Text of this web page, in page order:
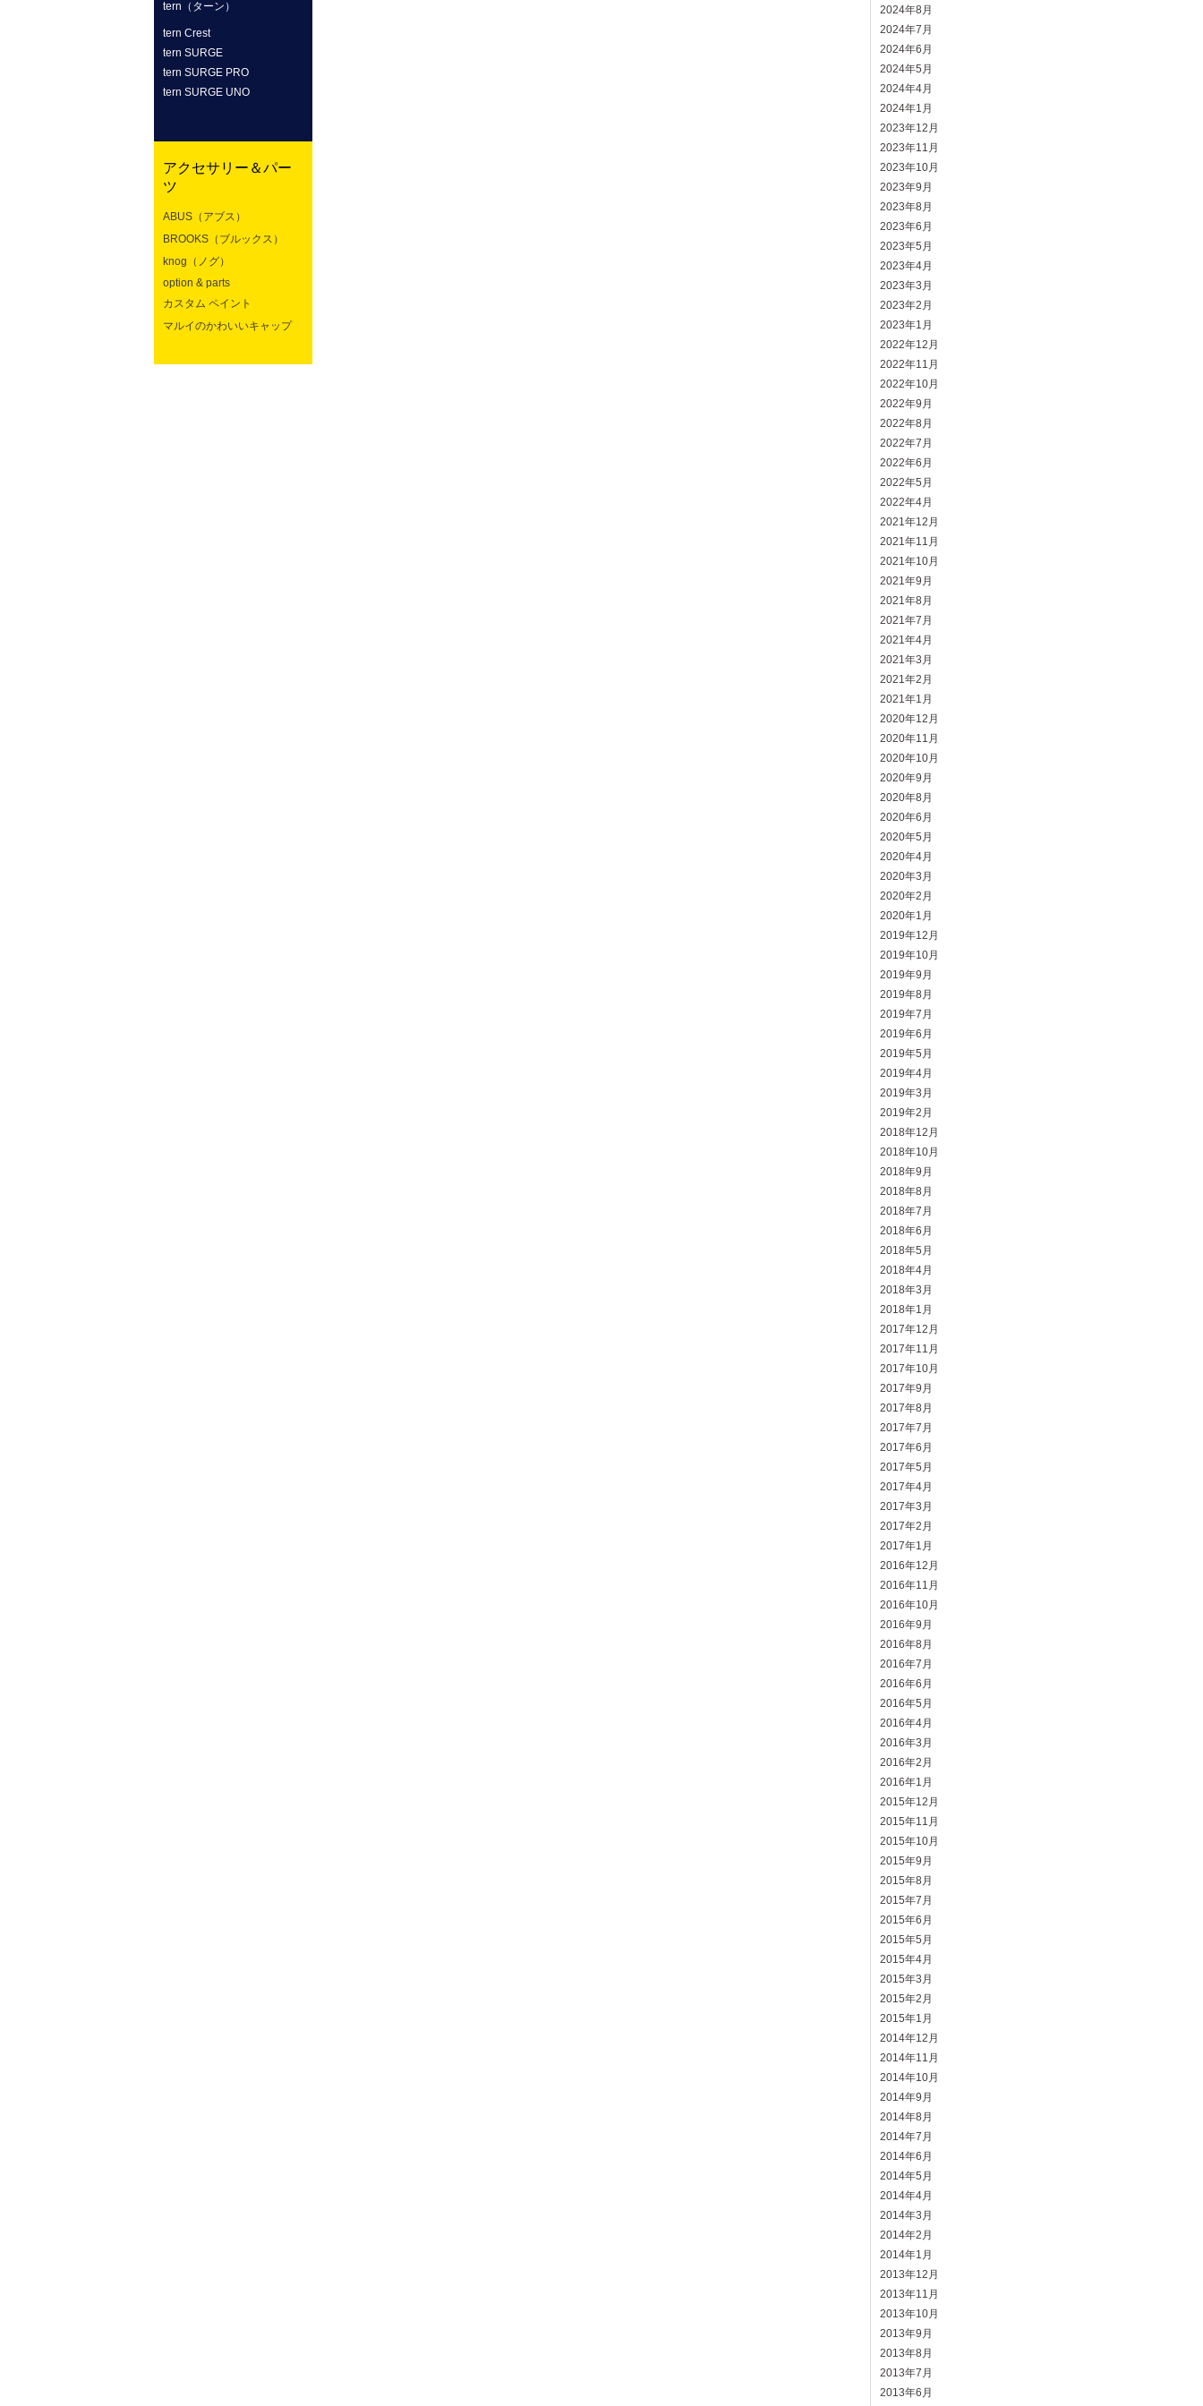
tern（ターン）
tern Crest
tern SURGE
tern SURGE PRO
tern SURGE UNO
アクセサリー＆パー
ツ
ABUS（アブス）
BROOKS（ブルックス）
knog（ノグ）
option & parts
カスタム ペイント
マルイのかわいいキャップ
2024年8月
2024年7月
2024年6月
2024年5月
2024年4月
2024年1月
2023年12月
2023年11月
2023年10月
2023年9月
2023年8月
2023年6月
2023年5月
2023年4月
2023年3月
2023年2月
2023年1月
2022年12月
2022年11月
2022年10月
2022年9月
2022年8月
2022年7月
2022年6月
2022年5月
2022年4月
2021年12月
2021年11月
2021年10月
2021年9月
2021年8月
2021年7月
2021年4月
2021年3月
2021年2月
2021年1月
2020年12月
2020年11月
2020年10月
2020年9月
2020年8月
2020年6月
2020年5月
2020年4月
2020年3月
2020年2月
2020年1月
2019年12月
2019年10月
2019年9月
2019年8月
2019年7月
2019年6月
2019年5月
2019年4月
2019年3月
2019年2月
2018年12月
2018年10月
2018年9月
2018年8月
2018年7月
2018年6月
2018年5月
2018年4月
2018年3月
2018年1月
2017年12月
2017年11月
2017年10月
2017年9月
2017年8月
2017年7月
2017年6月
2017年5月
2017年4月
2017年3月
2017年2月
2017年1月
2016年12月
2016年11月
2016年10月
2016年9月
2016年8月
2016年7月
2016年6月
2016年5月
2016年4月
2016年3月
2016年2月
2016年1月
2015年12月
2015年11月
2015年10月
2015年9月
2015年8月
2015年7月
2015年6月
2015年5月
2015年4月
2015年3月
2015年2月
2015年1月
2014年12月
2014年11月
2014年10月
2014年9月
2014年8月
2014年7月
2014年6月
2014年5月
2014年4月
2014年3月
2014年2月
2014年1月
2013年12月
2013年11月
2013年10月
2013年9月
2013年8月
2013年7月
2013年6月